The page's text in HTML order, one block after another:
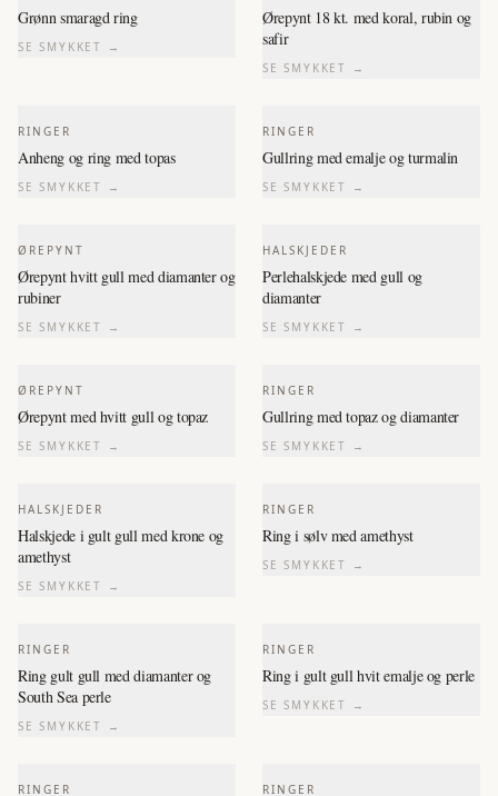
Grønn smaragd ring
SE SMYKKET →
Ørepynt 18 kt. med koral, rubin og
safir
SE SMYKKET →
RINGER
Anheng og ring med topas
SE SMYKKET →
RINGER
Gullring med emalje og turmalin
SE SMYKKET →
ØREPYNT
Ørepynt hvitt gull med diamanter og
rubiner
SE SMYKKET →
HALSKJEDER
Perlehalskjede med gull og
diamanter
SE SMYKKET →
ØREPYNT
Ørepynt med hvitt gull og topaz
SE SMYKKET →
RINGER
Gullring med topaz og diamanter
SE SMYKKET →
HALSKJEDER
Halskjede i gult gull med krone og
amethyst
SE SMYKKET →
RINGER
Ring i sølv med amethyst
SE SMYKKET →
RINGER
Ring gult gull med diamanter og
South Sea perle
SE SMYKKET →
RINGER
Ring i gult gull hvit emalje og perle
SE SMYKKET →
RINGER RINGER